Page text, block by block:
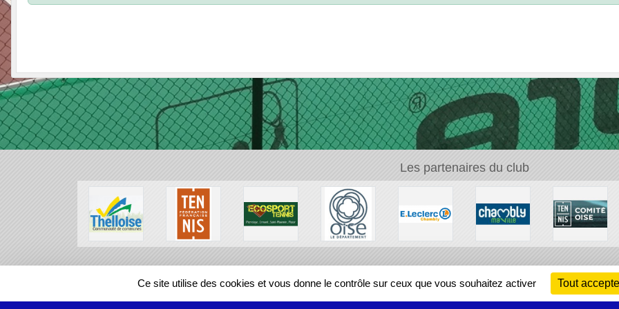
Les partenaires du club
REGIONS
Ce site utilise des cookies et vous donne le contrôle sur ceux que vous souhaitez activer Tout